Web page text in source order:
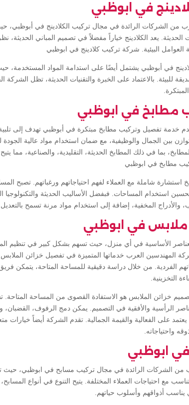
في ابوظبي
من الشركات الرائدة في مجال تركيب الكلادينج في أبوظبي،
الحديثة. يعد الكلادينج خياراً مفضلاً في تصميم المباني الحديثة،
العوامل البيئية. شركة تركيب كلادينج في ابوظبي
في أبوظبي يشتمل أيضًا على استدامة المواد
للبيئة. بالاعتماد على الخبرة والتقنيات الحديثة، تظل
مطابخ في ابوظبي
خدمة تفصيل وتركيب مطابخ مبتكرة في أبوظبي تهدف إلى تلبية
بين الجمال والوظيفية، مع ضمان استخدام مواد عالية الجودة
بما في ذلك المطابخ الحديثة، التقليدية، والصناعية، مما
مطابخ في ابوظبي
شاملة مع العملاء لفهم احتياجاتهم ورغباتهم. تصبح
استخدام المساحات. فبفضل الأساليب الحديثة والتكنولوجيا
والأدراج المخفية، إضافة إلى استخدام مواد مرنة تسمح
في ابوظبي
الأساسية في أي منزل، حيث تسهم بشكل كبير في تنظيم
المهندسين العرب خدماتها المتميزة في تفصيل خزائن
الفردية. من خلال دراسة دقيقية للمساحة المتاحة، يتمكن
التخزينية.
خزائن الملابس هو الاستفادة القصوى من المساحة
الرأسية والأفقية في التصميم. يمكن دمج الرفوف، القضبان،
على الفعالية والقيمة الجمالية. تقدم الشركة أيضاً خيارات
واحتياجاته.
ابوظبي
من الشركات الرائدة في مجال تركيب مسابح في ابوظبي، حيث
مع احتياجات العملاء المختلفة. يتيح التنوع في أنواع
يناسب أذواقهم وأسلوب حياتهم.